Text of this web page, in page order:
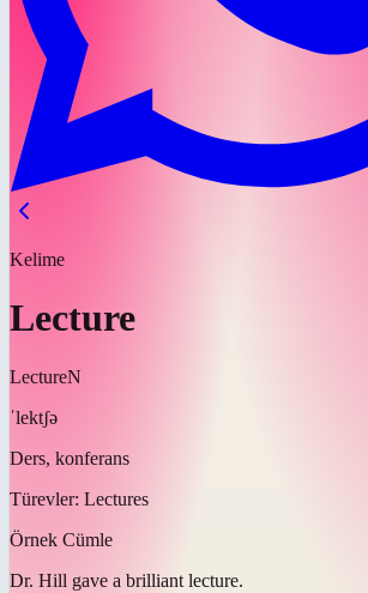
Kelime
Lecture
LectureN
ˈlektʃə
Ders, konferans
Türevler: Lectures
Örnek Cümle
Dr. Hill gave a brilliant lecture.